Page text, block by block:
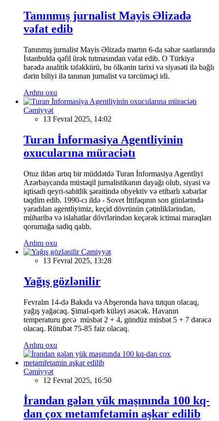
Tanınmış jurnalist Mayis Əlizadə
vəfat edib
Tanınmış jurnalist Mayis Əlizadə martın 6-da səhər saatlarında
İstanbulda qəfil ürək tutmasından vəfat edib. O Türkiyə
barədə analitik təfəkkürü, bu ölkənin tarixi və siyasəti ilə bağlı
dərin biliyi ilə tanınan jurnalist və tərcüməçi idi.
Ardını oxu
Cəmiyyət
13 Fevral 2025, 14:02
Turan İnformasiya Agentliyinin
oxucularına müraciətı
Otuz ildən artıq bir müddətdə Turan İnformasiya Agentliyi
Azərbaycanda müstəqil jurnalistikanın dayağı olub, siyasi və
iqtisadi qeyri-sabitlik şəraitində obyektiv və etibarlı xəbərlər
təqdim edib. 1990-cı ildə - Sovet İttifaqının son günlərində
yaradılan agentliyimiz, keçid dövrünün çətinliklərindən,
müharibə və islahatlar dövrlərindən keçərək ictimai maraqları
qorumağa sadiq qalıb.
Ardını oxu
Cəmiyyət
13 Fevral 2025, 13:28
Yağış gözlənilir
Fevralın 14-də Bakıda və Abşeronda hava tutqun olacaq,
yağış yağacaq. Şimal-qərb küləyi əsəcək. Havanın
temperaturu gecə müsbət 2 + 4, gündüz müsbət 5 + 7 dərəcə
olacaq. Rütubət 75-85 faiz olacaq.
Ardını oxu
Cəmiyyət
12 Fevral 2025, 16:50
İrandan gələn yük maşınında 100 kq-
dan çox metamfetamin aşkar edilib